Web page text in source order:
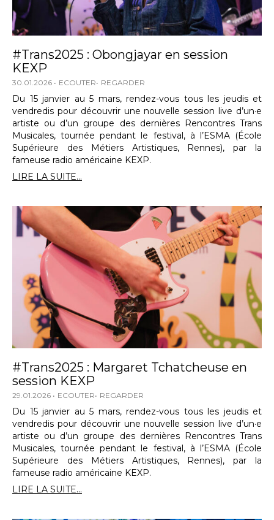
#Trans2025 : Obongjayar en session
KEXP
30.01.2026 ECOUTER REGARDER
Du 15 janvier au 5 mars, rendez-vous tous les jeudis et
vendredis pour découvrir une nouvelle session live d’un·e
artiste ou d’un groupe des dernières Rencontres Trans
Musicales, tournée pendant le festival, à l’ESMA (École
Supérieure des Métiers Artistiques, Rennes), par la
fameuse radio américaine KEXP.
LIRE LA SUITE...
#Trans2025 : Margaret Tchatcheuse en
session KEXP
29.01.2026 ECOUTER REGARDER
Du 15 janvier au 5 mars, rendez-vous tous les jeudis et
vendredis pour découvrir une nouvelle session live d’un·e
artiste ou d’un groupe des dernières Rencontres Trans
Musicales, tournée pendant le festival, à l’ESMA (École
Supérieure des Métiers Artistiques, Rennes), par la
fameuse radio américaine KEXP.
LIRE LA SUITE...